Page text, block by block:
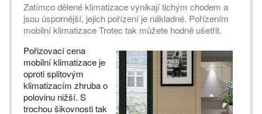
Zatímco dělené klimatizace vynikají tichým chodem a
jsou úspornější, jejich pořízení je nákladné. Pořízením
mobilní klimatizace Trotec tak můžete hodně ušetřit.
Pořizovací cena
mobilní klimatizace je
oproti splitovým
klimatizacím zhruba o
polovinu nižší. S
trochou šikovnosti tak